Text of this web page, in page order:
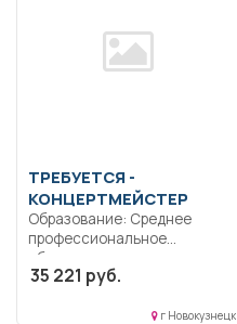
ТРЕБУЕТСЯ -
КОНЦЕРТМЕЙСТЕР
Образование: Среднее
профессиональное
образование..
Аккомпанирование на
35 221 руб.
г Новокузнецк